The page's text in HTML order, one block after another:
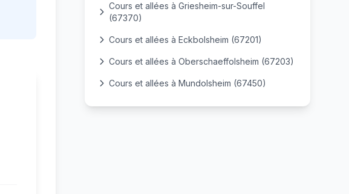
Cours et allées à Griesheim-sur-Souffel
(67370)
Cours et allées à Eckbolsheim (67201)
Cours et allées à Oberschaeffolsheim (67203)
Cours et allées à Mundolsheim (67450)